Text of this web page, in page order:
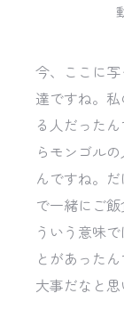
今、ここに
達ですね。
る人だった
らモンゴル
んですね。
で一緒にご
ういう意味
とがあった
大事だなと思